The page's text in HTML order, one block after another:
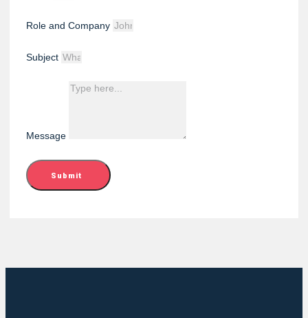
Role and Company
Subject
Message
Submit